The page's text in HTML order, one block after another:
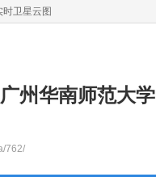
时卫星云图
州华南师范大
762/